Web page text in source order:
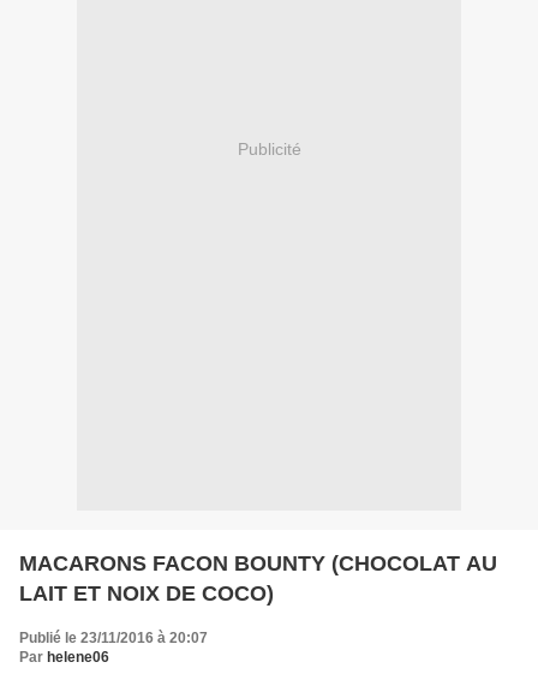
Publicité
MACARONS FACON BOUNTY (CHOCOLAT AU
LAIT ET NOIX DE COCO)
Publié le 23/11/2016 à 20:07
Par helene06